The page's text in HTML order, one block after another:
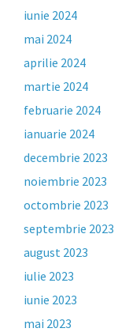
iunie 2024
mai 2024
aprilie 2024
martie 2024
februarie 2024
ianuarie 2024
decembrie 2023
noiembrie 2023
octombrie 2023
septembrie 2023
august 2023
iulie 2023
iunie 2023
mai 2023